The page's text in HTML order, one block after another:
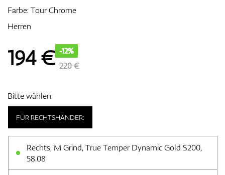
Entfernungsmesser & GPS
Farbe: Tour Chrome
Herren
194€ -12%
220 €
Bitte wählen:
FÜR RECHTSHÄNDER:
Rechts, M Grind, True Temper Dynamic Gold S200,
58.08